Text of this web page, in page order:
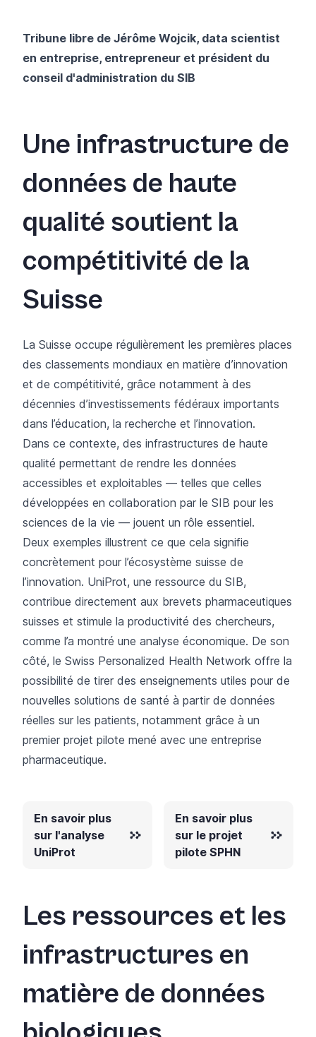
Tribune libre de Jérôme Wojcik, data scientist
en entreprise, entrepreneur et président du
conseil d'administration du SIB
Une infrastructure de
données de haute
qualité soutient la
compétitivité de la
Suisse
La Suisse occupe régulièrement les premières places
des classements mondiaux en matière d’innovation
et de compétitivité, grâce notamment à des
décennies d’investissements fédéraux importants
dans l’éducation, la recherche et l’innovation.
Dans ce contexte, des infrastructures de haute
qualité permettant de rendre les données
accessibles et exploitables — telles que celles
développées en collaboration par le SIB pour les
sciences de la vie — jouent un rôle essentiel.
Deux exemples illustrent ce que cela signifie
concrètement pour l’écosystème suisse de
l’innovation. UniProt, une ressource du SIB,
contribue directement aux brevets pharmaceutiques
suisses et stimule la productivité des chercheurs,
comme l’a montré une analyse économique. De son
côté, le Swiss Personalized Health Network offre la
possibilité de tirer des enseignements utiles pour de
nouvelles solutions de santé à partir de données
réelles sur les patients, notamment grâce à un
premier projet pilote mené avec une entreprise
pharmaceutique.
En savoir plus
sur l'analyse
UniProt
En savoir plus
sur le projet
pilote SPHN
Les ressources et les
infrastructures en
matière de données